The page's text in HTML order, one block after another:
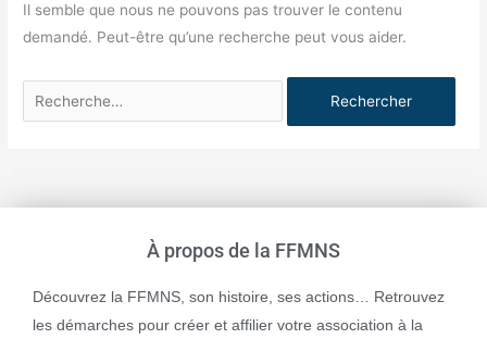
Il semble que nous ne pouvons pas trouver le contenu
demandé. Peut-être qu’une recherche peut vous aider.
À propos de la FFMNS
Découvrez la FFMNS, son histoire, ses actions… Retrouvez
les démarches pour créer et affilier votre association à la